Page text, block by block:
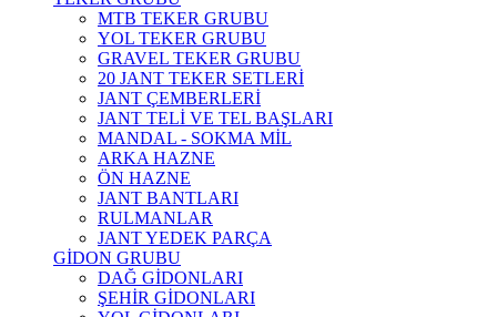
MTB TEKER GRUBU
YOL TEKER GRUBU
GRAVEL TEKER GRUBU
20 JANT TEKER SETLERİ
JANT ÇEMBERLERİ
JANT TELİ VE TEL BAŞLARI
MANDAL - SOKMA MİL
ARKA HAZNE
ÖN HAZNE
JANT BANTLARI
RULMANLAR
JANT YEDEK PARÇA
GİDON GRUBU
DAĞ GİDONLARI
ŞEHİR GİDONLARI